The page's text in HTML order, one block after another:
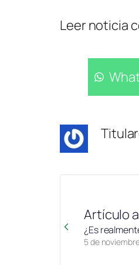
Leer noticia
Artículo
5 de
¿Es